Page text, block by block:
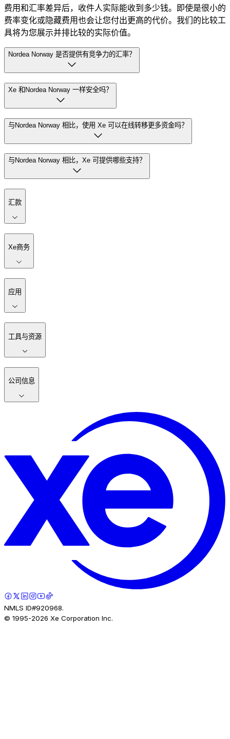
费用和汇率差异后，收件人实际能收到多少钱。即使是很小的
费率变化或隐藏费用也会让您付出更高的代价。我们的比较工
具将为您展示并排比较的实际价值。
Nordea Norway 是否提供有竞争力的汇率？
Xe 和Nordea Norway 一样安全吗？
与Nordea Norway 相比，使用 Xe 可以在线转移更多资金吗？
与Nordea Norway 相比，Xe 可提供哪些支持？
汇款
Xe商务
应用
工具与资源
公司信息
NMLS ID#920968.
© 1995-2026 Xe Corporation Inc.